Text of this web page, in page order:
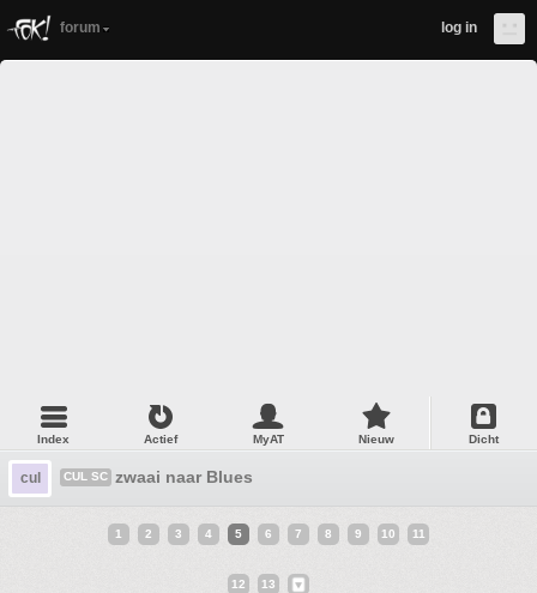
forum log in
Index Actief MyAT Nieuw Dicht
cul CUL SC zwaai naar Blues
1 2 3 4 5 6 7 8 9 10 11
12 13